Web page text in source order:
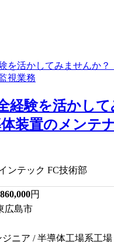
経験を活かし
装置のメンテ
ンテック FC技術部
円
広島市
ニア / 半導体工場系工場